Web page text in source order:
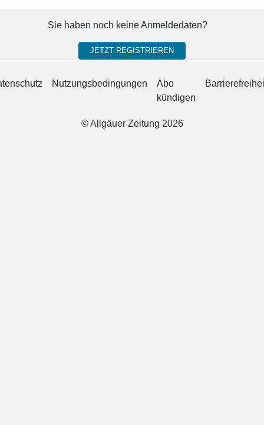
Sie haben noch keine Anmeldedaten?
JETZT REGISTRIEREN
Nutzungsbedingungen
Abo
kündigen
© Allgäuer Zeitung 2026